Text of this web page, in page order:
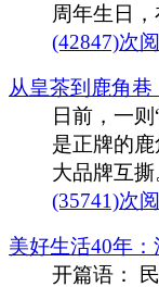
周年生日，
(42847)次
从皇茶到鹿角
日前，一
是正牌的
大品牌互
(35741)次
美好生活40年
开篇语：